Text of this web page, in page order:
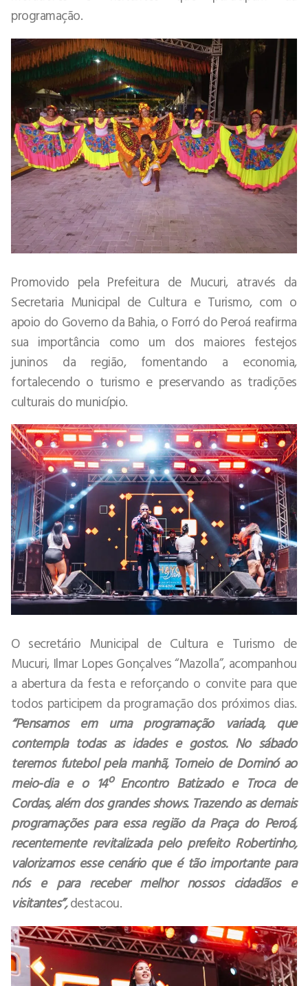
programação.
Promovido pela Prefeitura de Mucuri, através da
Secretaria Municipal de Cultura e Turismo, com o
apoio do Governo da Bahia, o Forró do Peroá reafirma
sua importância como um dos maiores festejos
juninos da região, fomentando a economia,
fortalecendo o turismo e preservando as tradições
culturais do município.
O secretário Municipal de Cultura e Turismo de
Mucuri, Ilmar Lopes Gonçalves “Mazolla”, acompanhou
a abertura da festa e reforçando o convite para que
todos participem da programação dos próximos dias.
“Pensamos em uma programação variada, que
contempla todas as idades e gostos. No sábado
teremos futebol pela manhã, Torneio de Dominó ao
meio-dia e o 14º Encontro Batizado e Troca de
Cordas, além dos grandes shows. Trazendo as demais
programações para essa região da Praça do Peroá,
recentemente revitalizada pelo prefeito Robertinho,
valorizamos esse cenário que é tão importante para
nós e para receber melhor nossos cidadãos e
visitantes”,destacou.